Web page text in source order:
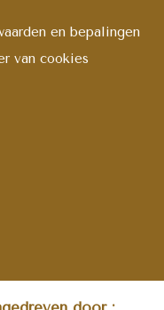
en bepalingen
van cookies